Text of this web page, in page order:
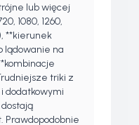
lub więcej
1080, 1260,
**kierunek
lądowanie na
triki z
dodatkowymi
Prawdopodobnie